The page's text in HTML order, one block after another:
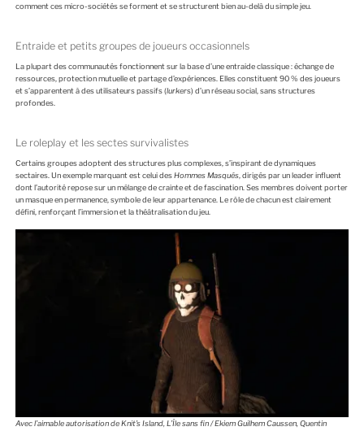
comment ces micro-sociétés se forment et se structurent bien au-delà du simple jeu.
Entraide et petits groupes de joueurs occasionnels
La plupart des communautés fonctionnent sur la base d’une entraide classique : échange de
ressources, protection mutuelle et partage d’expériences. Elles constituent 90 % des joueurs
et s’apparentent à des utilisateurs passifs (lurkers) d’un réseau social, sans structures
profondes.
Le roleplay et les sectes survivalistes
Certains groupes adoptent des structures plus complexes, s’inspirant de dynamiques
sectaires. Un exemple marquant est celui desHommes Masqués, dirigés par un leader influent
dont l’autorité repose sur un mélange de crainte et de fascination. Ses membres doivent porter
un masque en permanence, symbole de leur appartenance. Le rôle de chacun est clairement
défini, renforçant l’immersion et la théâtralisation du jeu.
Avec l’aimable autorisation de Knit’s Island, L’Île sans fin / Ekiem Guilhem Caussen, Quentin